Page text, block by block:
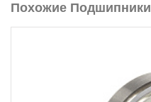
Похожие Подшипники